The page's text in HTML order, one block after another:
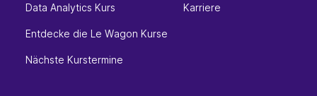
Data Analytics Kurs
Entdecke die Le Wagon Kurse
Nächste Kurstermine
Karriere